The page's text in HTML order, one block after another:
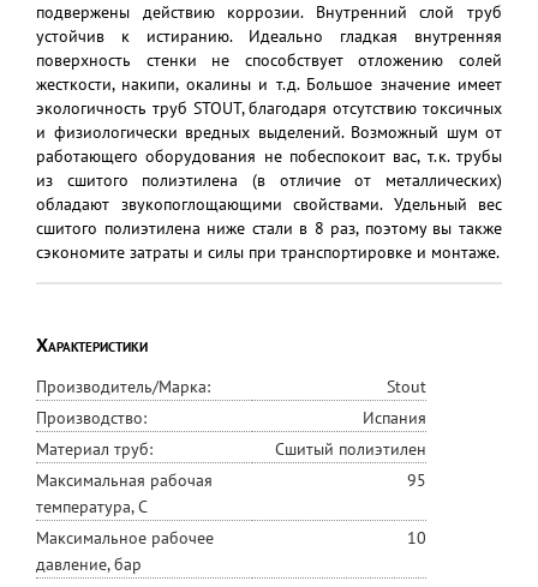
подвержены действию коррозии. Внутренний слой труб
устойчив к истиранию. Идеально гладкая внутренняя
поверхность стенки не способствует отложению солей
жесткости, накипи, окалины и т.д. Большое значение имеет
экологичность труб STOUT, благодаря отсутствию токсичных
и физиологически вредных выделений. Возможный шум от
работающего оборудования не побеспокоит вас, т.к. трубы
из сшитого полиэтилена (в отличие от металлических)
обладают звукопоглощающими свойствами. Удельный вес
сшитого полиэтилена ниже стали в 8 раз, поэтому вы также
сэкономите затраты и силы при транспортировке и монтаже.
Характеристики
Производитель/Марка:
Stout
Производство:
Испания
Материал труб:
Сшитый полиэтилен
Максимальная рабочая
температура, С
95
Максимальное рабочее
давление, бар
10